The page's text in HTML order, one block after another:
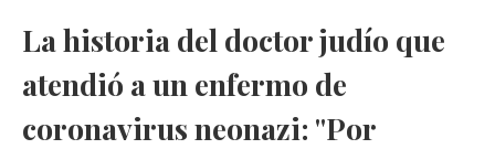
La historia del doctor judío que
atendió a un enfermo de
coronavirus neonazi: "Por